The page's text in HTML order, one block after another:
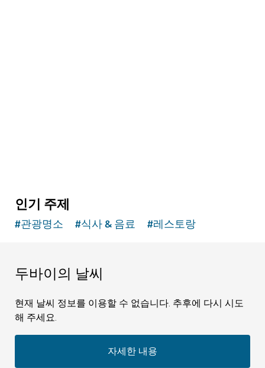
인기 주제
#관광명소 #식사 & 음료 #레스토랑
두바이의 날씨
현재 날씨 정보를 이용할 수 없습니다. 추후에 다시 시도
해 주세요.
자세한 내용